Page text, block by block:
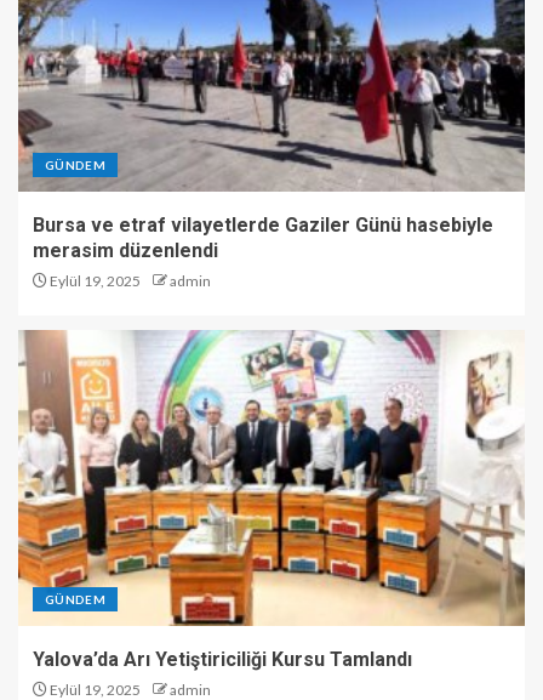
GÜNDEM
Bursa ve etraf vilayetlerde Gaziler Günü hasebiyle
merasim düzenlendi
Eylül 19, 2025 admin
GÜNDEM
Yalova’da Arı Yetiştiriciliği Kursu Tamlandı
Eylül 19, 2025 admin